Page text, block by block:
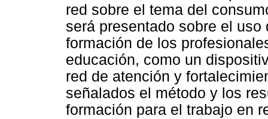
red sobre el tema del
será presentado sobre el
formación de los
educación, como un
red de atención y
señalados el método y los
formación para el trabajo en